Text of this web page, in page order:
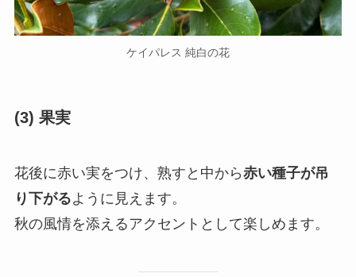
ケイパレス 純白の花
(3) 果実
花後に赤い実をつけ、熟すと中から赤い種子が吊
り下がるように見えます。
秋の風情を添えるアクセントとして楽しめます。